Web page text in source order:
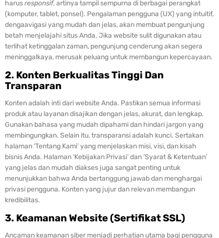
harusresponsif, artinya tampil sempurna di berbagai perangkat
(komputer, tablet, ponsel). Pengalaman pengguna (UX) yang intuitif,
dengaavigasi yang mudah dan jelas, akan membuat pengunjung
betah menjelajahi situs Anda. Jika website sulit digunakan atau
terlihat ketinggalan zaman, pengunjung cenderung akan segera
meninggalkaya, merusak peluang untuk membangun kepercayaan.
2. Konten Berkualitas Tinggi Dan
Transparan
Konten adalah inti dari website Anda. Pastikan semua informasi
produk atau layanan disajikan dengan jelas, akurat, dan lengkap.
Gunakan bahasa yang mudah dipahami dan hindari jargon yang
membingungkan. Selain itu, transparansi adalah kunci. Sertakan
halaman ‘Tentang Kami’ yang menjelaskan misi, visi, dan kisah
bisnis Anda. Halaman ‘Kebijakan Privasi’ dan ‘Syarat & Ketentuan’
yang jelas dan mudah diakses juga sangat penting untuk
menunjukkan bahwa Anda bertanggung jawab dan menghargai
privasi pengguna. Konten yang jujur dan relevan membangun
kredibilitas.
3. Keamanan Website (Sertifikat SSL)
Ancaman keamanan siber menjadi perhatian utama bagi pengguna